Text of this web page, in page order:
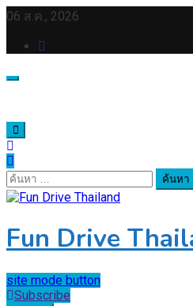
Skip
content
06 ส.ค., 2026
ค้นหา
สำหรับ:
Fun Drive
site mode button
Subscribe